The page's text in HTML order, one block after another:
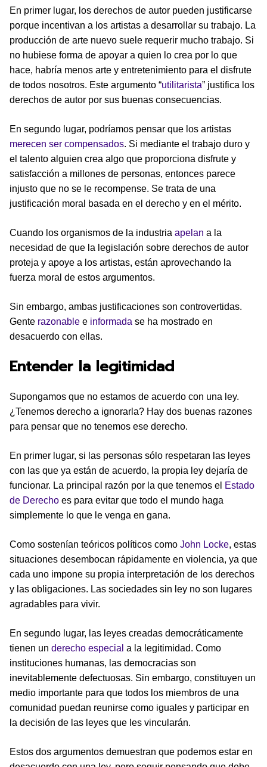
En primer lugar, los derechos de autor pueden justificarse
porque incentivan a los artistas a desarrollar su trabajo. La
producción de arte nuevo suele requerir mucho trabajo. Si
no hubiese forma de apoyar a quien lo crea por lo que
hace, habría menos arte y entretenimiento para el disfrute
de todos nosotros. Este argumento “utilitarista” justifica los
derechos de autor por sus buenas consecuencias.
En segundo lugar, podríamos pensar que los artistas
merecen ser compensados. Si mediante el trabajo duro y
el talento alguien crea algo que proporciona disfrute y
satisfacción a millones de personas, entonces parece
injusto que no se le recompense. Se trata de una
justificación moral basada en el derecho y en el mérito.
Cuando los organismos de la industria apelan a la
necesidad de que la legislación sobre derechos de autor
proteja y apoye a los artistas, están aprovechando la
fuerza moral de estos argumentos.
Sin embargo, ambas justificaciones son controvertidas.
Gente razonable e informada se ha mostrado en
desacuerdo con ellas.
Entender la legitimidad
Supongamos que no estamos de acuerdo con una ley.
¿Tenemos derecho a ignorarla? Hay dos buenas razones
para pensar que no tenemos ese derecho.
En primer lugar, si las personas sólo respetaran las leyes
con las que ya están de acuerdo, la propia ley dejaría de
funcionar. La principal razón por la que tenemos el Estado
de Derecho es para evitar que todo el mundo haga
simplemente lo que le venga en gana.
Como sostenían teóricos políticos como John Locke, estas
situaciones desembocan rápidamente en violencia, ya que
cada uno impone su propia interpretación de los derechos
y las obligaciones. Las sociedades sin ley no son lugares
agradables para vivir.
En segundo lugar, las leyes creadas democráticamente
tienen un derecho especial a la legitimidad. Como
instituciones humanas, las democracias son
inevitablemente defectuosas. Sin embargo, constituyen un
medio importante para que todos los miembros de una
comunidad puedan reunirse como iguales y participar en
la decisión de las leyes que les vincularán.
Estos dos argumentos demuestran que podemos estar en